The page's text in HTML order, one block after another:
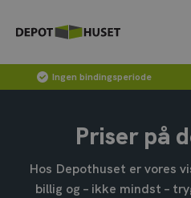
Ingen bindingsperiode
Priser på
Hos Depothuset er vores
billig og – ikke mindst –